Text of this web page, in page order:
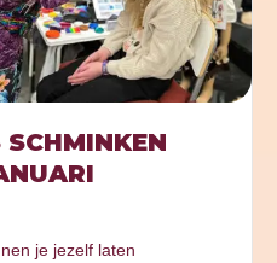
je jezelf laten